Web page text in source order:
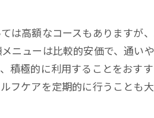
は高額なコースもありますが
ニューは比較的安価で、通い
積極的に利用することをおす
フケアを定期的に行うことも